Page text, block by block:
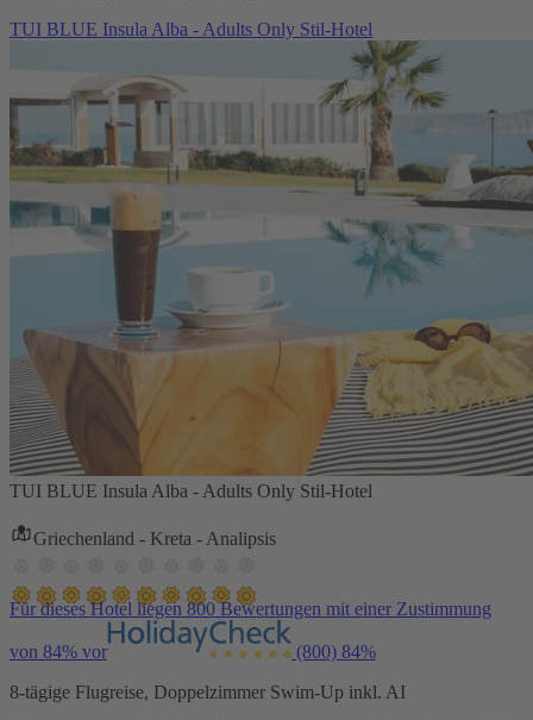
TUI BLUE Insula Alba - Adults Only Stil-Hotel
TUI BLUE Insula Alba - Adults Only Stil-Hotel
Griechenland - Kreta - Analipsis
Für dieses Hotel liegen 800 Bewertungen mit einer Zustimmung
von 84% vor (800) 84%
8-tägige Flugreise, Doppelzimmer Swim-Up inkl. AI